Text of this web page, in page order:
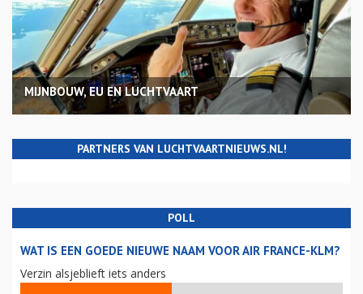
MIJNBOUW, EU EN LUCHTVAART
PARTNERS VAN LUCHTVAARTNIEUWS.NL!
POLL
WAT IS EEN GOEDE NIEUWE NAAM VOOR AIR FRANCE-KLM?
Verzin alsjeblieft iets anders